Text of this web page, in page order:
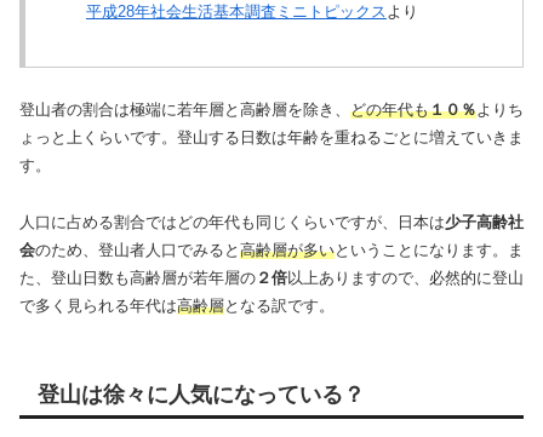
平成28年社会生活基本調査ミニトピックスより
登山者の割合は極端に若年層と高齢層を除き、 どの年代も１０％よりち
ょっと上くらいです。登山する日数は年齢を重ねるごとに増えていきま
す。
人口に占める割合ではどの年代も同じくらいですが、日本は少子高齢社
会のため、登山者人口でみると 高齢層が多いということになります。ま
た、登山日数も高齢層が若年層の ２倍以上ありますので、必然的に登山
で多く見られる年代は高齢層となる訳です。
登山は徐々に人気になっている？